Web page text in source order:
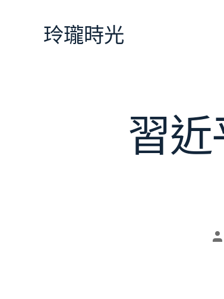
玲瓏時光
習
文